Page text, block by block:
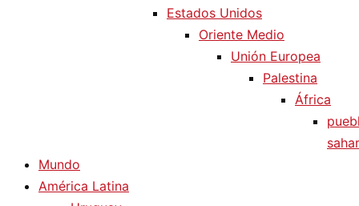
Estados Unidos
Oriente Medio
Unión Europea
Palestina
África
Mundo
América Latina